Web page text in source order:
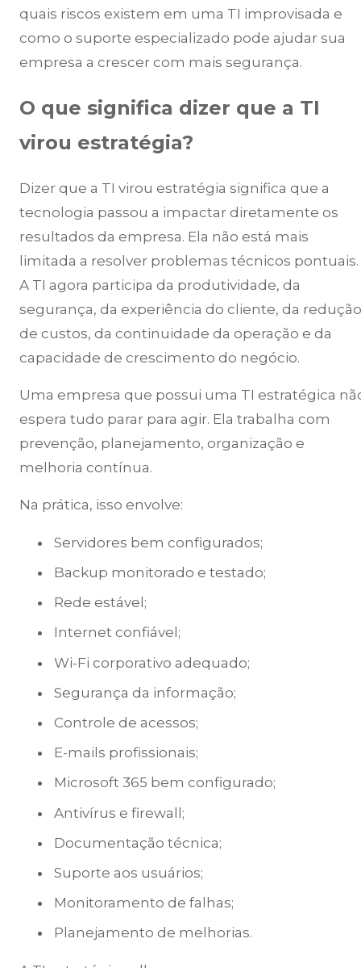
quais riscos existem em uma TI improvisada e
como o suporte especializado pode ajudar sua
empresa a crescer com mais segurança.
O que significa dizer que a TI
virou estratégia?
Dizer que a TI virou estratégia significa que a
tecnologia passou a impactar diretamente os
resultados da empresa. Ela não está mais
limitada a resolver problemas técnicos pontuais.
A TI agora participa da produtividade, da
segurança, da experiência do cliente, da redução
de custos, da continuidade da operação e da
capacidade de crescimento do negócio.
Uma empresa que possui uma TI estratégica
espera tudo parar para agir. Ela trabalha com
prevenção, planejamento, organização e
melhoria contínua.
Na prática, isso envolve:
Servidores bem configurados;
Backup monitorado e testado;
Rede estável;
Internet confiável;
Wi-Fi corporativo adequado;
Segurança da informação;
Controle de acessos;
E-mails profissionais;
Microsoft 365 bem configurado;
Antivírus e firewall;
Documentação técnica;
Suporte aos usuários;
Monitoramento de falhas;
Planejamento de melhorias.